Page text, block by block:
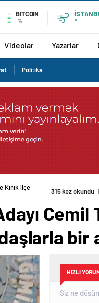
BITCOIN
%
°
Videolar Yazarlar
Politika
Kınık ilçe
315 kez okundu |
Cemil
bir
HIZLI